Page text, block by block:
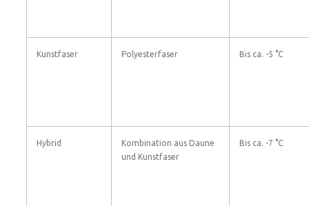
Kunstfaser Polyesterfaser Bis ca. -5 °C
Hybrid
Kombination aus Daune
und Kunstfaser
Bis ca. -7 °C